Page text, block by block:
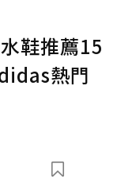
認送出
購買點數
鞋推薦15
熱門